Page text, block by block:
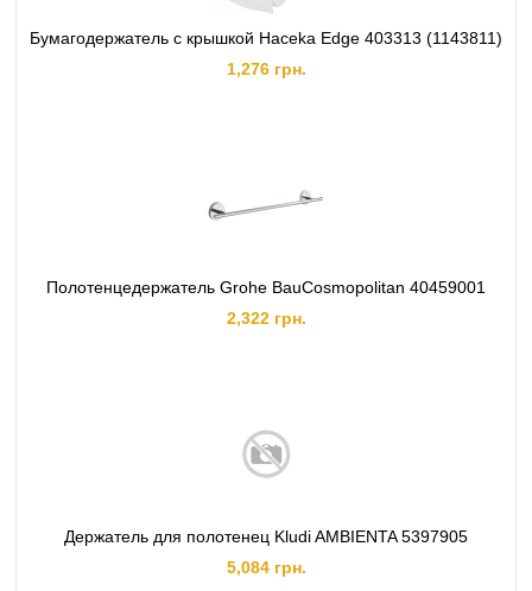
Бумагодержатель с крышкой Haceka Edge 403313 (1143811)
1,276 грн.
Полотенцедержатель Grohe BauCosmopolitan 40459001
2,322 грн.
Держатель для полотенец Kludi AMBIENTA 5397905
5,084 грн.